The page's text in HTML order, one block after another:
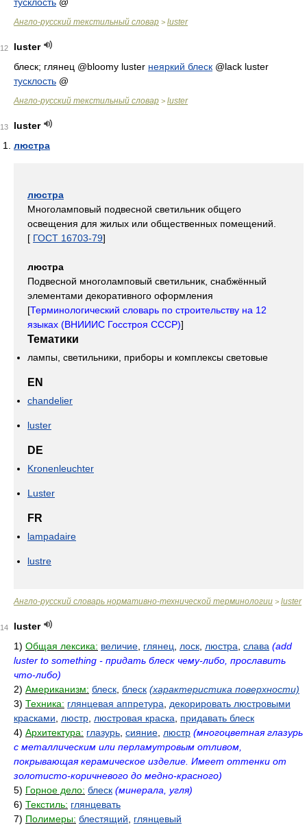
Англо-русский текстильный словар > luster
12
luster
блеск; глянец @bloomy luster неяркий блеск @lack luster
тусклость @
Англо-русский текстильный словар > luster
13
luster
люстра
люстра
Многоламповый подвесной светильник общего
освещения для жилых или общественных помещений.
[ ГОСТ 16703-79]
люстра
Подвесной многоламповый светильник, снабжённый
элементами декоративного оформления
[Терминологический словарь по строительству на 12
языках (ВНИИИС Госстроя СССР)]
Тематики
лампы, светильники, приборы и комплексы световые
EN
chandelier
luster
DE
Kronenleuchter
Luster
FR
lampadaire
lustre
Англо-русский словарь нормативно-технической терминологии > luster
14
luster
1) Общая лексика: величие глянец лоск люстра слава (add
luster to something - придать блеск чему-либо, прославить
что-либо)
2) Американизм: блеск блеск (характеристика поверхности)
3) Техника: глянцевая аппретура
декорировать люстровыми
красками
люстр люстровая краска
придавать блеск
4) Архитектура: глазурь сияние люстр (многоцветная глазурь
с металлическим или перламутровым отливом,
покрывающая керамическое изделие. Имеет оттенки от
золотисто-коричневого до медно-красного)
5) Горное дело: блеск (минерала, угля)
6) Текстиль: глянцевать
7) Полимеры: блестящий
глянцевый